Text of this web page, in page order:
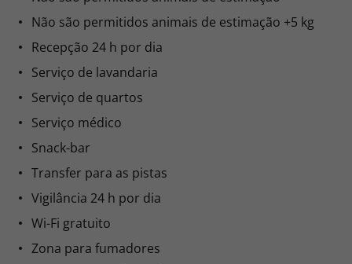
Não são permitidos animais de estimação +5 kg
Recepção 24 h por dia
Serviço de lavandaria
Serviço de quartos
Serviço médico
Snack-bar
Transfer para as pistas
Vigilância 24 h por dia
Wi-Fi gratuito
Zona para fumadores